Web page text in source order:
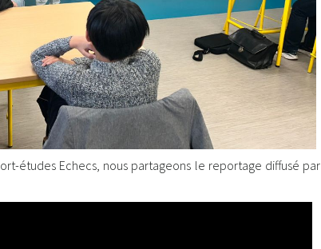
études Echecs, nous partageons le reportage diffusé par